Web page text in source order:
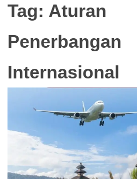
Tag: Aturan
Penerbangan
Internasional